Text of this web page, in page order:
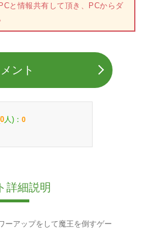
と情報共有して頂き、PCからダ
ント
0 人)： 0
詳細説明
ーアップをして魔王を倒すゲー